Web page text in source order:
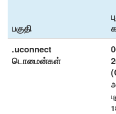
பகுதி
.uconnect
டொமைன்கள்